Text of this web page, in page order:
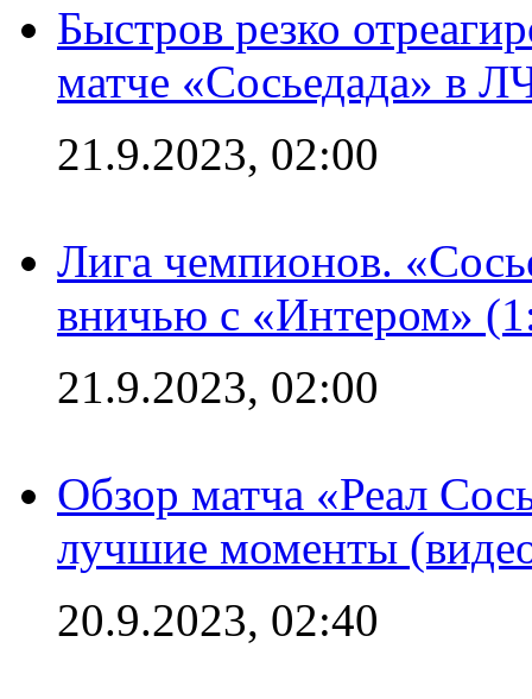
Быстров резко
матче «Сосьедада» в
21.9.2023, 02:00
Лига чемпионов.
вничью с «Интером»
21.9.2023, 02:00
Обзор матча «Реал
лучшие моменты
20.9.2023, 02:40